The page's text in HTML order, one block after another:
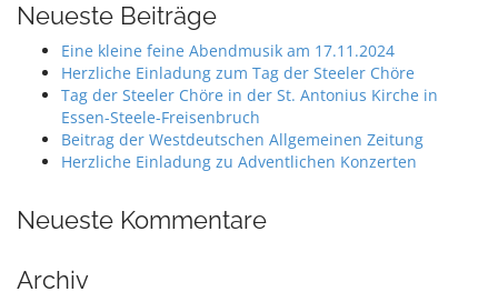
Neueste Beiträge
Eine kleine feine Abendmusik am 17.11.2024
Herzliche Einladung zum Tag der Steeler Chöre
Tag der Steeler Chöre in der St. Antonius Kirche in
Essen-Steele-Freisenbruch
Beitrag der Westdeutschen Allgemeinen Zeitung
Herzliche Einladung zu Adventlichen Konzerten
Neueste Kommentare
Archiv